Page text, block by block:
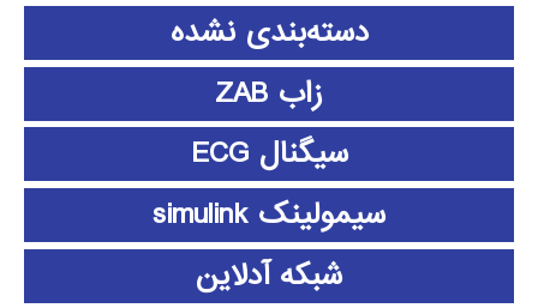
دسته‌بندی نشده
زاب ZAB
سیگنال ECG
سیمولینک simulink
شبکه آدلاین